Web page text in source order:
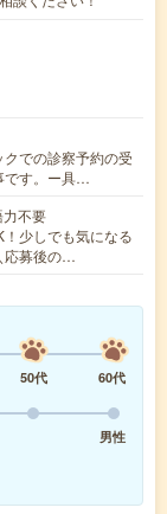
での診察予約の受
です。ー具…
力不要
少しでも気になる
応募後の…
50代
60代
男性